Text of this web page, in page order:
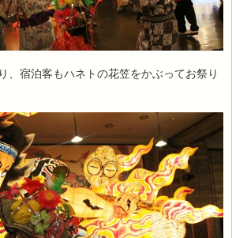
、宿泊客もハネトの花笠をかぶってお祭り